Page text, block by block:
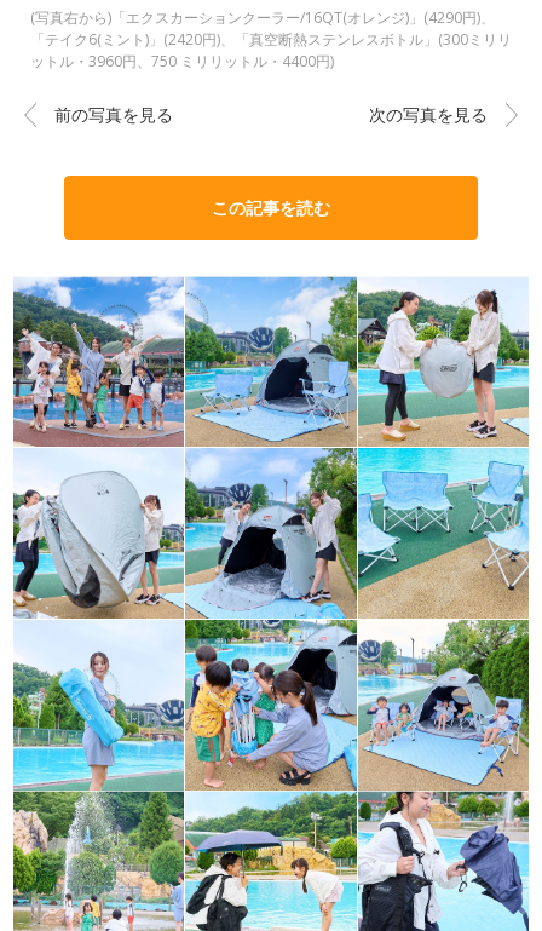
(写真右から)「エクスカーションクーラー/16QT(オレンジ)」(4290円)、
「テイク6(ミント)」(2420円)、「真空断熱ステンレスボトル」(300ミリリ
ットル・3960円、750 ミリリットル・4400円)
前の写真を見る 次の写真を見る
この記事を読む